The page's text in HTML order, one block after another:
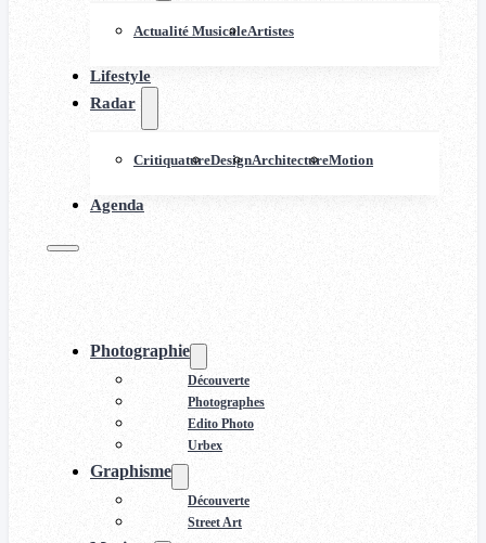
Actualité MusicaleArtistes
Lifestyle
Radar
CritiquatureDesignArchitectureMotion
Agenda
Photographie
Découverte
Photographes
Edito Photo
Urbex
Graphisme
Découverte
Street Art